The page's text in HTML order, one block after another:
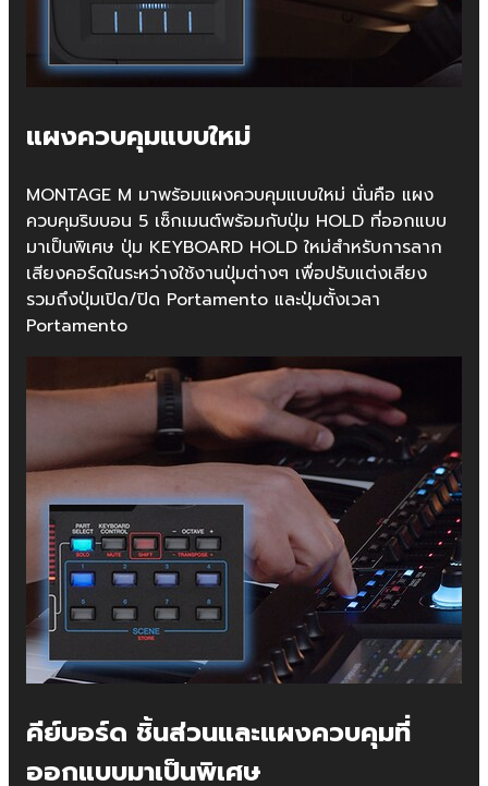
แผงควบคุมแบบใหม่
MONTAGE M มาพร้อมแผงควบคุมแบบใหม่ นั่นคือ แผง
ควบคุมริบบอน 5 เซ็กเมนต์พร้อมกับปุ่ม HOLD ที่ออกแบบ
มาเป็นพิเศษ ปุ่ม KEYBOARD HOLD ใหม่สำหรับการลาก
เสียงคอร์ดในระหว่างใช้งานปุ่มต่างๆ เพื่อปรับแต่งเสียง
รวมถึงปุ่มเปิด/ปิด Portamento และปุ่มตั้งเวลา
Portamento
คีย์บอร์ด ชิ้นส่วนและแผงควบคุมที่
ออกแบบมาเป็นพิเศษ